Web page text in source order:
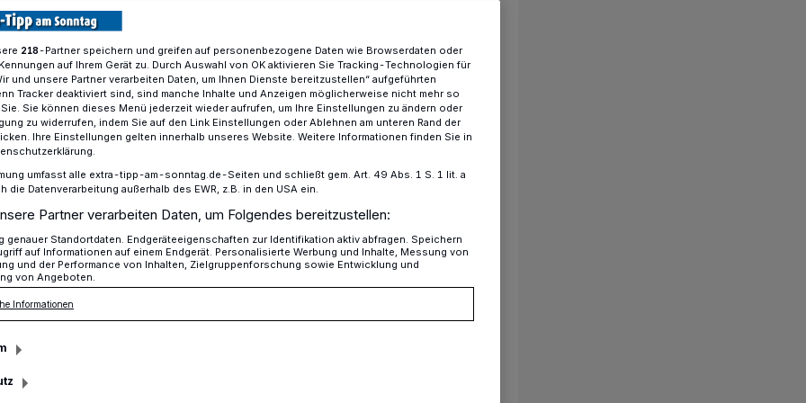
im Elmpter Repair-Café
im Repair-
öffnet das Repair-Café der
am 2. Samstag im Monat, am 9. August,
in Elmpt.
218-Partner speichern und greifen auf personenbezogene Daten wie Browserdaten oder
auf Ihrem Gerät zu. Durch Auswahl von OK aktivieren Sie Tracking-Technologien für
und unsere Partner verarbeiten Daten, um Ihnen Dienste bereitzustellen“ aufgeführten
Tracker deaktiviert sind, sind manche Inhalte und Anzeigen möglicherweise nicht mehr so
Sie können dieses Menü jederzeit wieder aufrufen, um Ihre Einstellungen zu ändern oder
zu widerrufen, indem Sie auf den Link Einstellungen oder Ablehnen am unteren Rand der
Ihre Einstellungen gelten innerhalb unseres Website. Weitere Informationen finden Sie in
umfasst alle extra-tipp-am-sonntag.de-Seiten und schließt gem. Art. 49 Abs. 1 S. 1 lit. a
die Datenverarbeitung außerhalb des EWR, z.B. in den USA ein.
Partner verarbeiten Daten, um Folgendes bereitzustellen:
genauer Standortdaten. Endgeräteeigenschaften zur Identifikation aktiv abfragen. Speichern
auf Informationen auf einem Endgerät. Personalisierte Werbung und Inhalte, Messung von
und der Performance von Inhalten, Zielgruppenforschung sowie Entwicklung und
von Angeboten.
Informationen